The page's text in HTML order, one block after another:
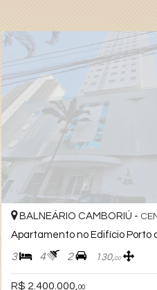
120X
BALNEÁRIO
Apartamento no
3 4 2 186,
R$ 2.395.000,